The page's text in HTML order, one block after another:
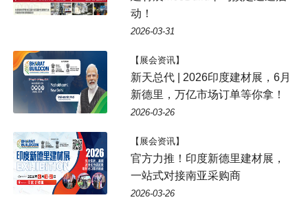
动！
2026-03-31
【展会资讯】
新天总代 | 2026印度建材展，6月
新德里，万亿市场订单等你拿！
2026-03-26
【展会资讯】
官方力推！印度新德里建材展，
一站式对接南亚采购商
2026-03-26